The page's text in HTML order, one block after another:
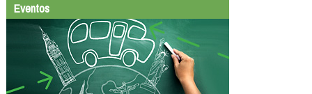
Eventos